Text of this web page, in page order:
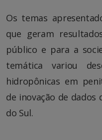
Os temas
que geram
público e para a
temática variou
hidropônicas em
de inovação de dados
do Sul.